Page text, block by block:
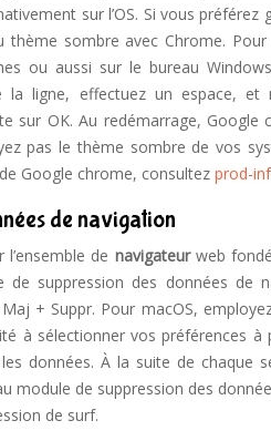
sur l’OS. Si vous
thème sombre avec Chrome.
ou aussi sur le bureau
ligne, effectuez un espace, et
sur OK. Au redémarrage,
pas le thème sombre de vos
Google chrome, consultez prod-
de navigation
de navigateurweb
suppression des données de
+ Suppr. Pour macOS,
à sélectionner vos préférences
données. À la suite de chaque
module de suppression des
de surf.